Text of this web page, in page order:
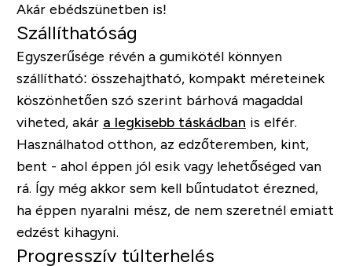
Akár ebédszünetben is!
Szállíthatóság
Egyszerűsége révén a gumikötél könnyen
szállítható: összehajtható, kompakt méreteinek
köszönhetően szó szerint bárhová magaddal
viheted, akár a legkisebb táskádban is elfér.
Használhatod otthon, az edzőteremben, kint,
bent - ahol éppen jól esik vagy lehetőséged van
rá. Így még akkor sem kell bűntudatot érezned,
ha éppen nyaralni mész, de nem szeretnél emiatt
edzést kihagyni.
Progresszív túlterhelés